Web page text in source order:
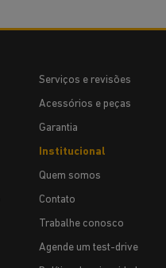
Serviços e revisões
Acessórios e peças
Garantia
Institucional
Quem somos
Contato
Trabalhe conosco
Agende um test-drive